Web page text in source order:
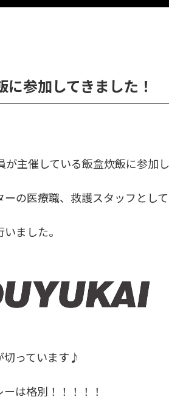
に参加してきました！
主催している飯盒炊飯に参加し
の医療職、救護スタッフとして
ました。
切っています♪
は格別！！！！！